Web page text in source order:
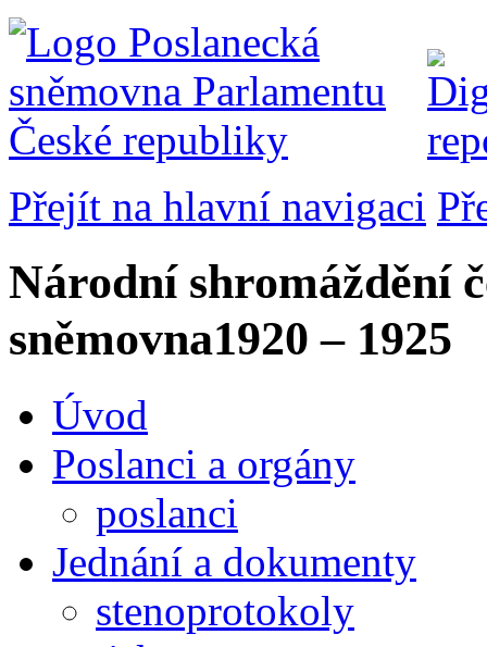
Přejít na hlavní navigaci
Národní shromáždění
sněmovna1920 – 1925
Úvod
Poslanci a orgány
poslanci
Jednání a dokumenty
stenoprotokoly